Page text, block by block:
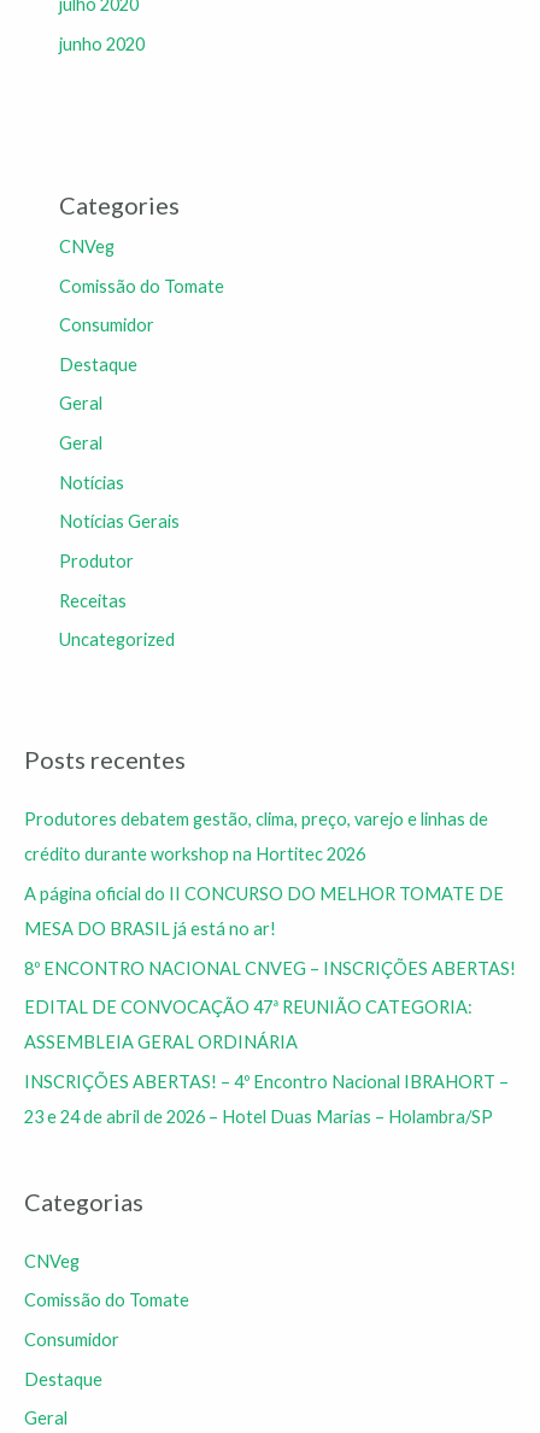
julho 2020
junho 2020
Categories
CNVeg
Comissão do Tomate
Consumidor
Destaque
Geral
Geral
Notícias
Notícias Gerais
Produtor
Receitas
Uncategorized
Posts recentes
Produtores debatem gestão, clima, preço, varejo e linhas de
crédito durante workshop na Hortitec 2026
A página oficial do II CONCURSO DO MELHOR TOMATE DE
MESA DO BRASIL já está no ar!
8º ENCONTRO NACIONAL CNVEG – INSCRIÇÕES ABERTAS!
EDITAL DE CONVOCAÇÃO 47ª REUNIÃO CATEGORIA:
ASSEMBLEIA GERAL ORDINÁRIA
INSCRIÇÕES ABERTAS! – 4º Encontro Nacional IBRAHORT –
23 e 24 de abril de 2026 – Hotel Duas Marias – Holambra/SP
Categorias
CNVeg
Comissão do Tomate
Consumidor
Destaque
Geral